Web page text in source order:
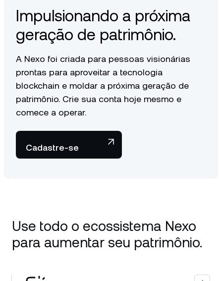
Impulsionando a próxima
geração de patrimônio.
A Nexo foi criada para pessoas visionárias
prontas para aproveitar a tecnologia
blockchain e moldar a próxima geração de
patrimônio. Crie sua conta hoje mesmo e
comece a operar.
Cadastre-se
Use todo o ecossistema Nexo
para aumentar seu patrimônio.